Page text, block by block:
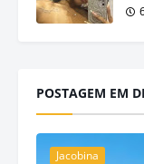
POSTAGEM EM
Jacobina